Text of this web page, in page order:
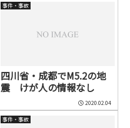
事件・事故
四川省・成都でМ5.2の地
震 けが人の情報なし
2020.02.04
事件・事故